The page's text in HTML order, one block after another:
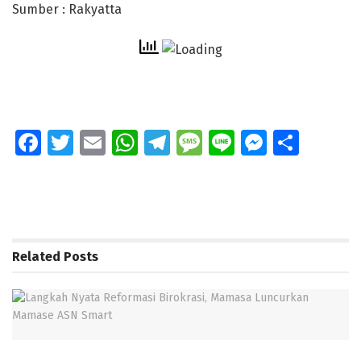
Sumber : Rakyatta
Fa
o
k
T
E
W
p
T
M
Li
M
er
Related Posts